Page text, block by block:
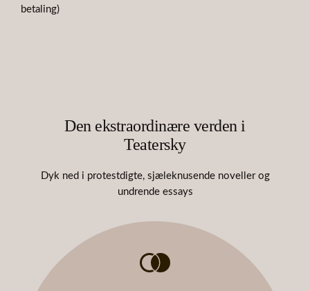
betaling)
Den ekstraordinære verden i
Teatersky
Dyk ned i protestdigte, sjæleknusende noveller og
undrende essays